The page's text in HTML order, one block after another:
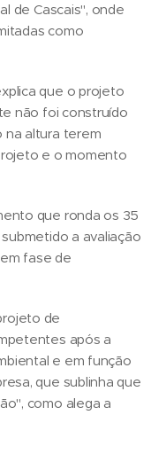
de Cascais", onde
como
que o projeto
não foi construído
na altura terem
e o momento
que ronda os 35
a avaliação
fase de
de
após a
e em função
que sublinha que
como alega a